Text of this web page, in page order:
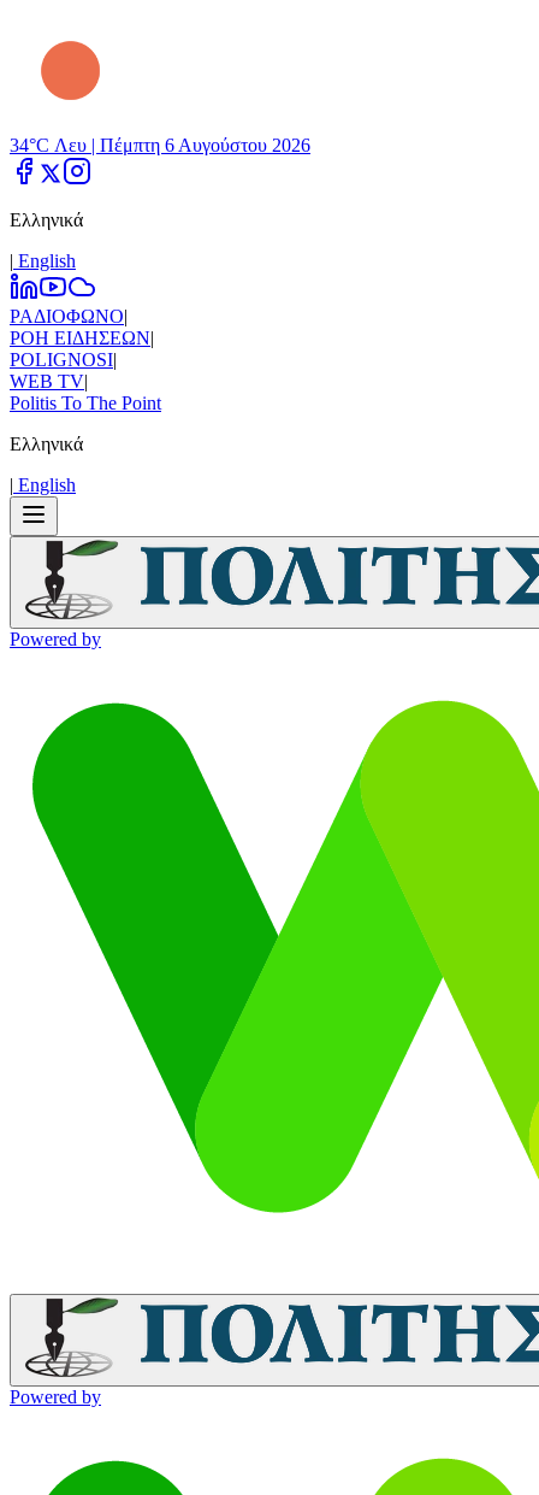
34°C Λευ | Πέμπτη 6 Αυγούστου 2026
Ελληνικά
| Εnglish
ΡΑΔΙΟΦΩΝΟ|
ΡΟΗ ΕΙΔΗΣΕΩΝ|
POLIGNOSI|
WEB TV|
Politis To The Point
Ελληνικά
| Εnglish
Powered by
Powered by